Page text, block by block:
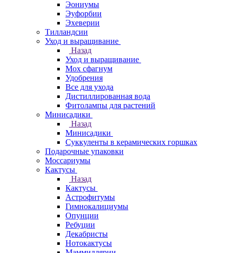
Эониумы
Эуфорбии
Эхеверии
Тилландсии
Уход и выращивание
Назад
Уход и выращивание
Мох сфагнум
Удобрения
Все для ухода
Дистиллированная вода
Фитолампы для растений
Минисадики
Назад
Минисадики
Суккуленты в керамических горшках
Подарочные упаковки
Моссариумы
Кактусы
Назад
Кактусы
Астрофитумы
Гимнокалициумы
Опунции
Ребуции
Декабристы
Нотокактусы